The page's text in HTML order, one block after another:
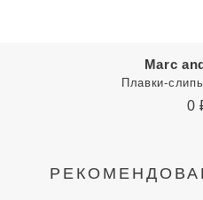
Marc
Плавки-
0